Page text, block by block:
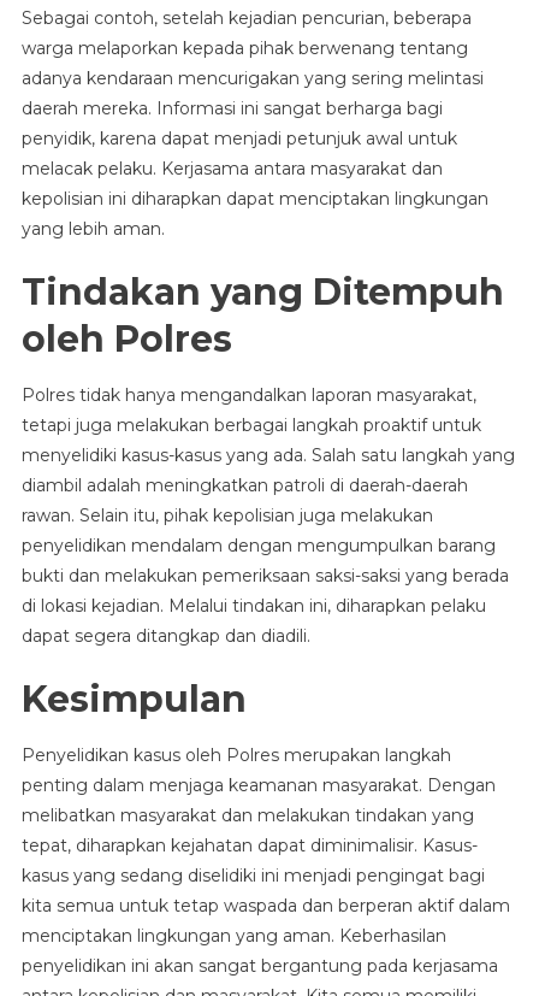
Sebagai contoh, setelah kejadian pencurian, beberapa
warga melaporkan kepada pihak berwenang tentang
adanya kendaraan mencurigakan yang sering melintasi
daerah mereka. Informasi ini sangat berharga bagi
penyidik, karena dapat menjadi petunjuk awal untuk
melacak pelaku. Kerjasama antara masyarakat dan
kepolisian ini diharapkan dapat menciptakan lingkungan
yang lebih aman.
Tindakan yang Ditempuh
oleh Polres
Polres tidak hanya mengandalkan laporan masyarakat,
tetapi juga melakukan berbagai langkah proaktif untuk
menyelidiki kasus-kasus yang ada. Salah satu langkah yang
diambil adalah meningkatkan patroli di daerah-daerah
rawan. Selain itu, pihak kepolisian juga melakukan
penyelidikan mendalam dengan mengumpulkan barang
bukti dan melakukan pemeriksaan saksi-saksi yang berada
di lokasi kejadian. Melalui tindakan ini, diharapkan pelaku
dapat segera ditangkap dan diadili.
Kesimpulan
Penyelidikan kasus oleh Polres merupakan langkah
penting dalam menjaga keamanan masyarakat. Dengan
melibatkan masyarakat dan melakukan tindakan yang
tepat, diharapkan kejahatan dapat diminimalisir. Kasus-
kasus yang sedang diselidiki ini menjadi pengingat bagi
kita semua untuk tetap waspada dan berperan aktif dalam
menciptakan lingkungan yang aman. Keberhasilan
penyelidikan ini akan sangat bergantung pada kerjasama